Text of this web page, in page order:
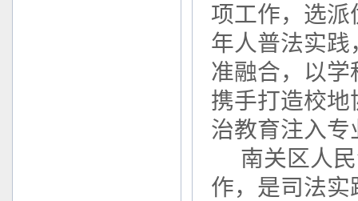
项工作，选
年人普法实
准融合，以
携手打造校
治教育注入专
南关区人
作，是司法